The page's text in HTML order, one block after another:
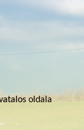
oldala